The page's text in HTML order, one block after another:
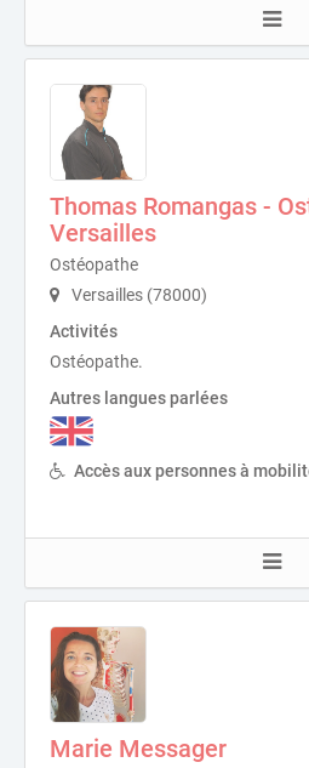
Thomas Romangas -
Versailles
Ostéopathe
Versailles (78000)
Activités
Ostéopathe.
Autres langues parlées
Accès aux personnes à
Marie Messager